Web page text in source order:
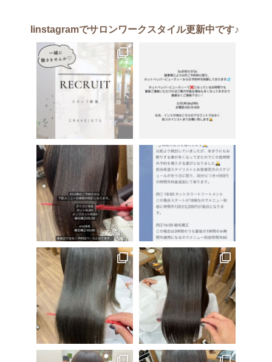
Iinstagramでサロンワークスタイル更新中です♪